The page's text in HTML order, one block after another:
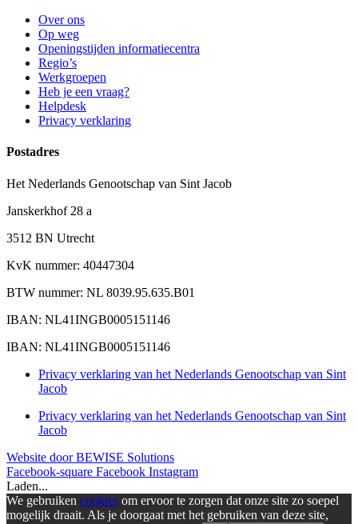
Over ons
Op weg
Openingstijden informatiecentra
Regio’s
Werkgroepen
Heb je een vraag?
Helpdesk
Privacy verklaring
Postadres
Het Nederlands Genootschap van Sint Jacob
Janskerkhof 28 a
3512 BN Utrecht
KvK nummer: 40447304
BTW nummer: NL 8039.95.635.B01
IBAN: NL41INGB0005151146
IBAN: NL41INGB0005151146
Privacy verklaring van het Nederlands Genootschap van Sint
Jacob
Privacy verklaring van het Nederlands Genootschap van Sint
Jacob
Website door BEWISE Solutions
Facebook-square Facebook Instagram
Laden...
We gebruiken cookies om ervoor te zorgen dat onze site zo soepel
mogelijk draait. Als je doorgaat met het gebruiken van deze site,